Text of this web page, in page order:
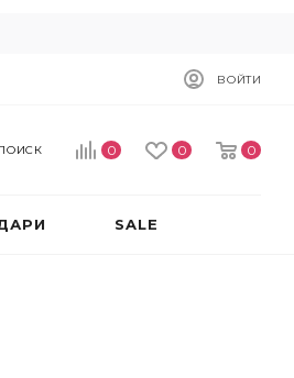
ВОЙТИ
0 0 0
SALE